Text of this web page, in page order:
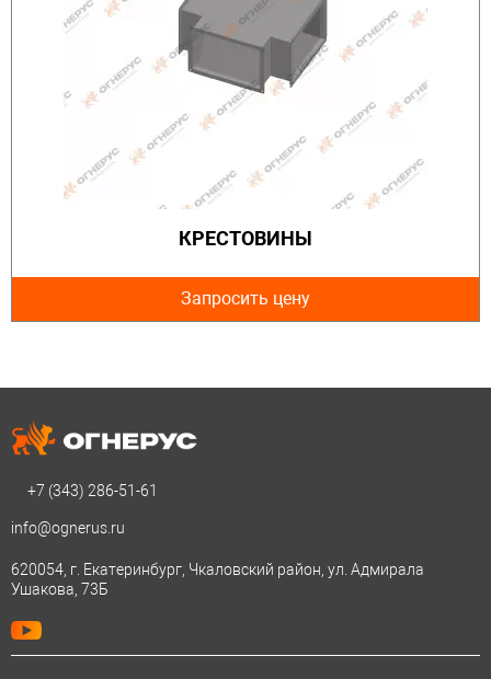
КРЕСТОВИНЫ
Запросить цену
+7 (343) 286-51-61
info@ognerus.ru
620054, г. Екатеринбург, Чкаловский район, ул. Адмирала
Ушакова, 73Б